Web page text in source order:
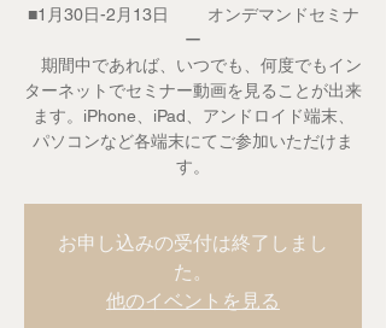
■1月30日-2月13日 オンデマンドセミナ
ー
期間中であれば、いつでも、何度でもイン
ターネットでセミナー動画を見ることが出来
ます。iPhone、iPad、アンドロイド端末、
パソコンなど各端末にてご参加いただけま
す。
お申し込みの受付は終了しまし
た。
他のイベントを見る